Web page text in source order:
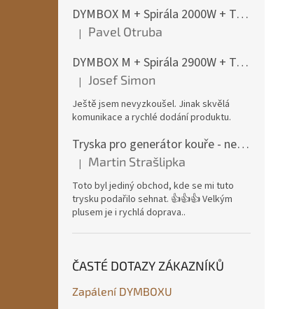
DYMBOX M + Spirála 2000W + Termostat do 4500W
Hodnocení produktu je 5 z 5 hvězdiček.
| Pavel Otruba
DYMBOX M + Spirála 2900W + Termostat do 4500W
Hodnocení produktu je 5 z 5 hvězdiček.
| Josef Simon
Ještě jsem nevyzkoušel. Jinak skvělá
komunikace a rychlé dodání produktu.
Tryska pro generátor kouře - nerezová ocel
Hodnocení produktu je 5 z 5 hvězdiček.
| Martin Strašlipka
Toto byl jediný obchod, kde se mi tuto
trysku podařilo sehnat. 👍👍👍 Velkým
plusem je i rychlá doprava..
ČASTÉ DOTAZY ZÁKAZNÍKŮ
Zapálení DYMBOXU